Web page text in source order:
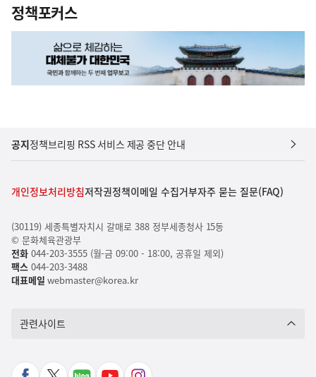
정책포커스
공지정책브리핑 RSS 서비스 제공 중단 안내
개인정보처리방침저작권정책이메일 수집거부자주 묻는 질문(FAQ)
(30119) 세종특별자치시 갈매로 388 정부세종청사 15동
© 문화체육관광부
전화044-203-3555 (월-금 09:00 - 18:00, 공휴일 제외)
팩스 044-203-3488
대표메일 webmaster@korea.kr
관련사이트